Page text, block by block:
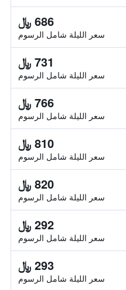
686 ﷼
سعر الليلة شامل الرسوم
731 ﷼
سعر الليلة شامل الرسوم
766 ﷼
سعر الليلة شامل الرسوم
810 ﷼
سعر الليلة شامل الرسوم
820 ﷼
سعر الليلة شامل الرسوم
292 ﷼
سعر الليلة شامل الرسوم
293 ﷼
سعر الليلة شامل الرسوم